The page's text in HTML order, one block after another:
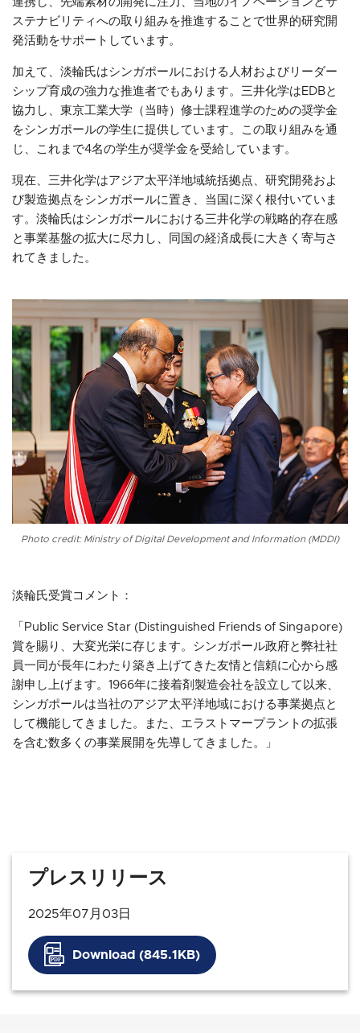
ステナビリティへの取り組みを推進することで世界的研究開
発活動をサポートしています。
加えて、淡輪氏はシンガポールにおける人材およびリーダー
シップ育成の強力な推進者でもあります。三井化学はEDBと
協力し、東京工業大学（当時）修士課程進学のための奨学金
をシンガポールの学生に提供しています。この取り組みを通
じ、これまで4名の学生が奨学金を受給しています。
現在、三井化学はアジア太平洋地域統括拠点、研究開発およ
び製造拠点をシンガポールに置き、当国に深く根付いていま
す。淡輪氏はシンガポールにおける三井化学の戦略的存在感
と事業基盤の拡大に尽力し、同国の経済成長に大きく寄与さ
れてきました。
Photo credit: Ministry of Digital Development and Information (MDDI)
淡輪氏受賞コメント：
「Public Service Star (Distinguished Friends of Singapore)
賞を賜り、大変光栄に存じます。シンガポール政府と弊社社
員一同が長年にわたり築き上げてきた友情と信頼に心から感
謝申し上げます。1966年に接着剤製造会社を設立して以来、
シンガポールは当社のアジア太平洋地域における事業拠点と
して機能してきました。また、エラストマープラントの拡張
を含む数多くの事業展開を先導してきました。」
プレスリリース
2025年07月03日
Download (845.1KB)